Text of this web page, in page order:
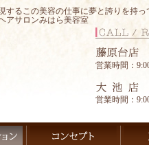
するこの美容の仕事に夢と誇りを持
アサロンみはら美容室
営業時間：
営業時間：